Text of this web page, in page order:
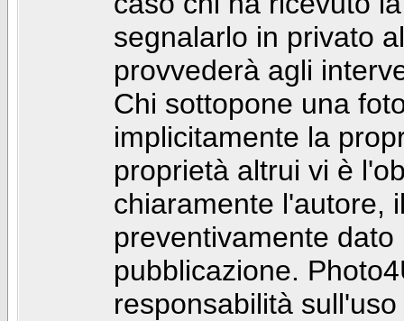
segnalarlo in privato
provvederà agli
Chi sottopone una
implicitamente la
proprietà altrui vi è
chiaramente l'autore,
preventivamente
pubblicazione.
responsabilità